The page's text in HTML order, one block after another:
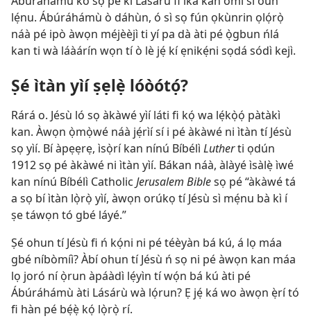
lẹ́nu. Ábúráhámù ò dáhùn, ó sì sọ fún ọkùnrin ọlọ́rọ̀
náà pé ipò àwọn méjèèjì ti yí pa dà àti pé ọ̀gbun ńlá
kan ti wà láàárín wọn tí ò lè jẹ́ kí ẹnikẹ́ni sọdá sódì kejì.
Ṣé ìtàn yìí ṣẹlẹ̀ lóòótọ́?
Rárá o. Jésù ló sọ àkàwé yìí láti fi kọ́ wa lẹ́kọ̀ọ́ pàtàkì
kan. Àwọn ọ̀mọ̀wé náà jẹ́rìí sí i pé àkàwé ni ìtàn tí Jésù
sọ yìí. Bí àpẹẹrẹ, ìsọ̀rí kan nínú Bíbélì Lutherti ọdún
1912 sọ pé àkàwé ni ìtàn yìí. Bákan náà, àlàyé ìsàlẹ̀ ìwé
kan nínú Bíbélì Catholic Jerusalem Biblesọ pé “àkàwé tá
a sọ bí ìtàn lọ̀rọ̀ yìí, àwọn orúkọ tí Jésù sì mẹ́nu bà kì í
ṣe táwọn tó gbé láyé.”
Ṣé ohun tí Jésù fi ń kọ́ni ni pé téèyàn bá kú, á lọ máa
gbé níbòmíì? Àbí ohun tí Jésù ń sọ ni pé àwọn kan máa
lọ joró ní ọ̀run àpáàdì lẹ́yìn tí wọ́n bá kú àti pé
Ábúráhámù àti Lásárù wà lọ́run? Ẹ jẹ́ ká wo àwọn ẹ̀rí tó
fi hàn pé bẹ́ẹ̀ kọ́ lọ̀rọ̀ rí.